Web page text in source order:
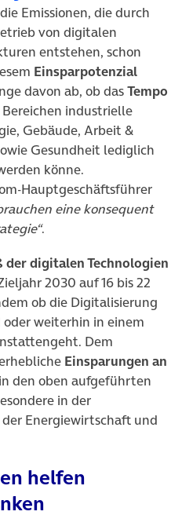
Emissionen, die durch
von digitalen
entstehen, schon
Einsparpotenzial
davon ab, ob dasTempo
industrielle
Gebäude, Arbeit &
Gesundheit lediglich
könne.
Hauptgeschäftsführer
eine konsequent
.
der digitalen Technologien
2030 auf 16 bis 22
ob die Digitalisierung
weiterhin in einem
Dem
Einsparungen an
in den oben aufgeführten
in der
Energiewirtschaft und
helfen